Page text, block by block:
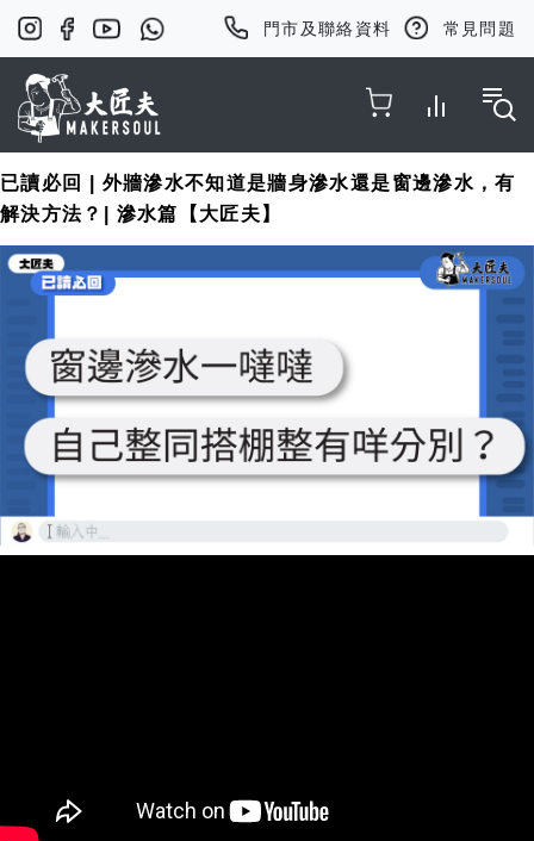
門市及聯絡資料 常見問題
已讀必回 | 外牆滲水不知道是牆身滲水還是窗邊滲水，有
解決方法？| 滲水篇【大匠夫】